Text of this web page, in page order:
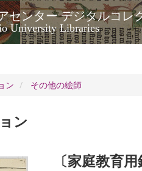
センター デジタルコレ
University Libraries
ン その他の絵師
ン
〔家庭教育